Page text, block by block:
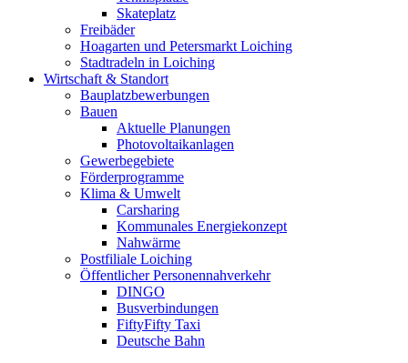
Skateplatz
Freibäder
Hoagarten und Petersmarkt Loiching
Stadtradeln in Loiching
Wirtschaft & Standort
Bauplatzbewerbungen
Bauen
Aktuelle Planungen
Photovoltaikanlagen
Gewerbegebiete
Förderprogramme
Klima & Umwelt
Carsharing
Kommunales Energiekonzept
Nahwärme
Postfiliale Loiching
Öffentlicher Personennahverkehr
DINGO
Busverbindungen
FiftyFifty Taxi
Deutsche Bahn